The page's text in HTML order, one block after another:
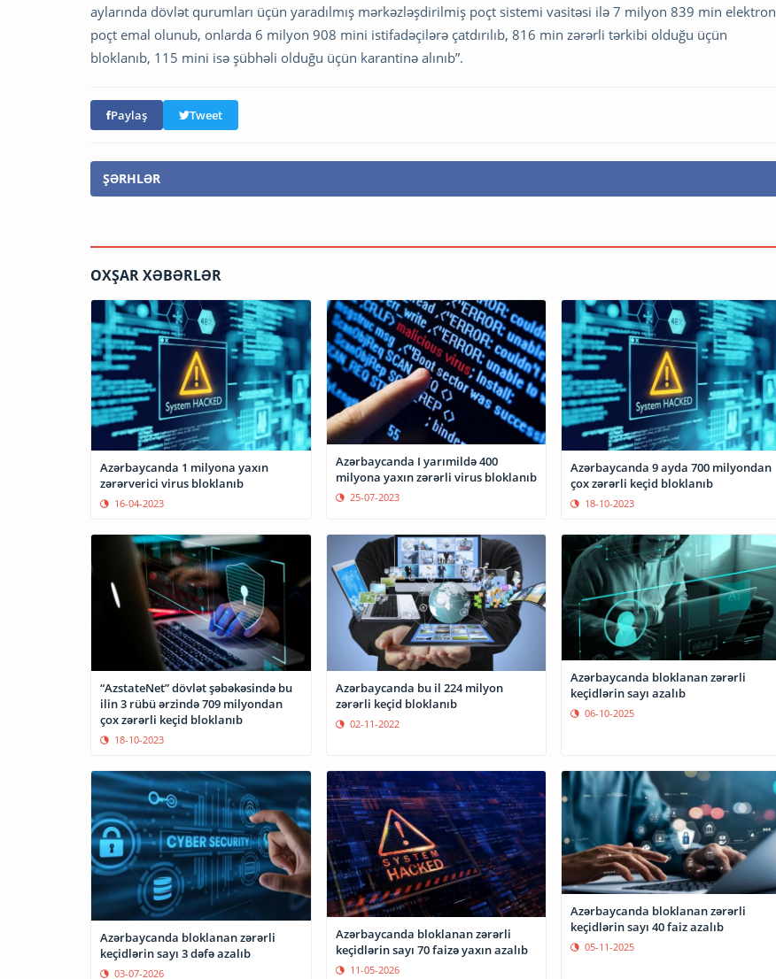
aylarında dövlət qurumları üçün yaradılmış mərkəzləşdirilmiş poçt sistemi vasitəsi ilə 7 milyon 839 min elektron
poçt emal olunub, onlarda 6 milyon 908 mini istifadəçilərə çatdırılıb, 816 min zərərli tərkibi olduğu üçün
bloklanıb, 115 mini isə şübhəli olduğu üçün karantinə alınıb”.
Paylaş Tweet
ŞƏRHLƏR
OXŞAR XƏBƏRLƏR
Azərbaycanda 1 milyona yaxın
zərərverici virus bloklanıb
16-04-2023
Azərbaycanda I yarımildə 400
milyona yaxın zərərli virus bloklanıb
25-07-2023
Azərbaycanda 9 ayda 700 milyondan
çox zərərli keçid bloklanıb
18-10-2023
“AzstateNet” dövlət şəbəkəsində bu
ilin 3 rübü ərzində 709 milyondan
çox zərərli keçid bloklanıb
18-10-2023
Azərbaycanda bu il 224 milyon
zərərli keçid bloklanıb
02-11-2022
Azərbaycanda bloklanan zərərli
keçidlərin sayı azalıb
06-10-2025
Azərbaycanda bloklanan zərərli
keçidlərin sayı 3 dəfə azalıb
03-07-2026
Azərbaycanda bloklanan zərərli
keçidlərin sayı 70 faizə yaxın azalıb
11-05-2026
Azərbaycanda bloklanan zərərli
keçidlərin sayı 40 faiz azalıb
05-11-2025